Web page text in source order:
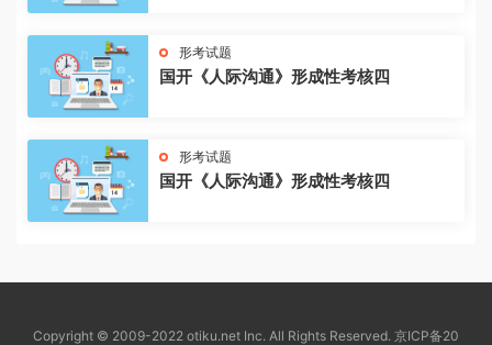
形考试题
国开《人际沟通》形成性考核四
形考试题
国开《人际沟通》形成性考核四
Copyright © 2009-2022 otiku.net Inc. All Rights Reserved. 京ICP备20